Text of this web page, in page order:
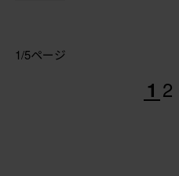
1/5ページ
1 2